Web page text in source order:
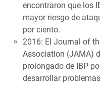
encontraron que los
mayor riesgo de
por ciento.
2016: El Journal of
Association (JAMA)
prolongado de IBP
desarrollar